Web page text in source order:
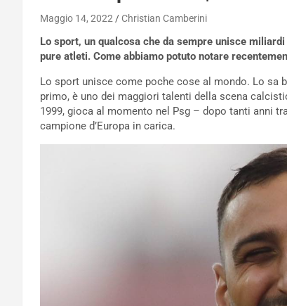
Maggio 14, 2022 Christian Camberini
Lo sport, un qualcosa che da sempre unisce
pure atleti. Come abbiamo potuto notare
Lo sport unisce come poche cose al mondo. Lo sa
primo, è uno dei maggiori talenti della scena
1999, gioca al momento nel Psg – dopo tanti anni
campione d’Europa in carica.